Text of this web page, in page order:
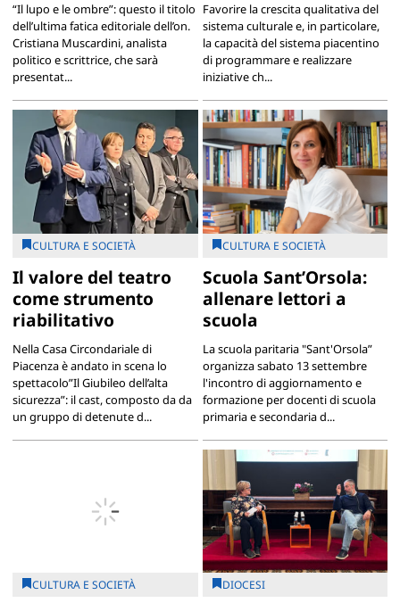
“Il lupo e le ombre”: questo il titolo
dell’ultima fatica editoriale dell’on.
Cristiana Muscardini, analista
politico e scrittrice, che sarà
presentat...
Favorire la crescita qualitativa del
sistema culturale e, in particolare,
la capacità del sistema piacentino
di programmare e realizzare
iniziative ch...
CULTURA E SOCIETÀ
Il valore del teatro
come strumento
riabilitativo
Nella Casa Circondariale di
Piacenza è andato in scena lo
spettacolo”Il Giubileo dell’alta
sicurezza”: il cast, composto da da
un gruppo di detenute d...
CULTURA E SOCIETÀ
Scuola Sant’Orsola:
allenare lettori a
scuola
La scuola paritaria "Sant'Orsola”
organizza sabato 13 settembre
l'incontro di aggiornamento e
formazione per docenti di scuola
primaria e secondaria d...
CULTURA E SOCIETÀ DIOCESI